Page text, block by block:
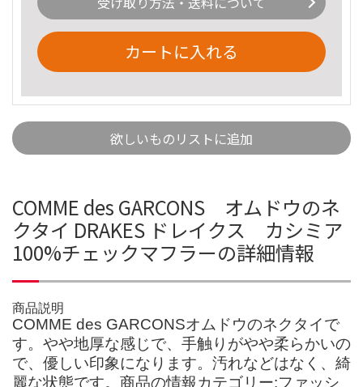
カートに入れる
欲しいものリストに追加
COMME des GARCONS オムドウのネ
クタイ DRAKES ドレイクス カシミア
100%チェックマフラーの詳細情報
商品説明
COMME des GARCONSオムドウのネクタイで
す。やや地厚な感じで、手触りがやや柔らかいの
で、優しい印象になります。汚れなどはなく、綺
麗な状態です。商品の情報カテゴリー:ファッシ